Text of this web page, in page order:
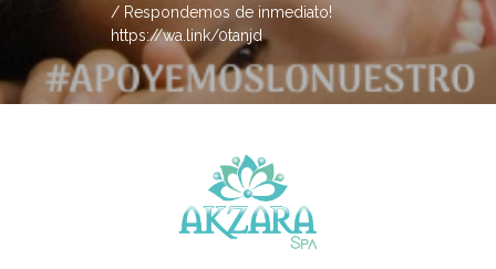
/ Respondemos de inmediato!
https://wa.link/0tanjd